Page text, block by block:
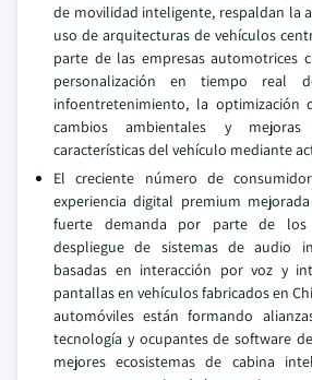
de movilidad inteligente, respaldan la
uso de arquitecturas de vehículos
parte de las empresas automotrices
personalización en tiempo real
infoentretenimiento, la optimización
cambios ambientales y
características del vehículo mediante
El creciente número de
experiencia digital premium
fuerte demanda por parte de los
despliegue de sistemas de audio
basadas en interacción por voz y
pantallas en vehículos fabricados en
automóviles están formando
tecnología y ocupantes de software
mejores ecosistemas de cabina